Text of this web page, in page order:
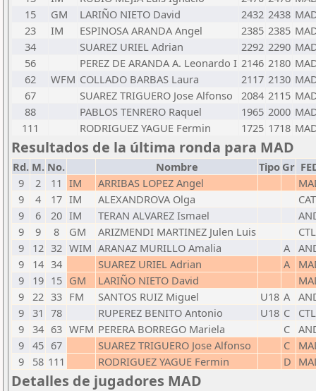
15
GM LARIÑO NIETO David 2432 2438
23
IM ESPINOSA ARANDA Angel 2385 2385
34
SUAREZ URIEL Adrian 2292 2290
56
PEREZ DE ARANDA A. Leonardo I 2146 2180
62
WFM COLLADO BARBAS Laura 2117 2130
67
SUAREZ TRIGUERO Jose Alfonso 2084 2115
88
PABLOS TENRERO Raquel 1965 2000
111
RODRIGUEZ YAGUE Fermin 1725 1718
Resultados de la última ronda para MAD
Rd. M. No. Nombre Tipo Gr
9
2 11 IM ARRIBAS LOPEZ Angel
9
4 17 IM ALEXANDROVA Olga
CAT
9
6 20 IM TERAN ALVAREZ Ismael
9
9 8 GM ARIZMENDI MARTINEZ Julen Luis
CTL
9
12 32 WIM ARANAZ MURILLO Amalia A
9
14 34 SUAREZ URIEL Adrian A
9
19 15 GM LARIÑO NIETO David
9 22 33 FM SANTOS RUIZ Miguel U18 A
9 31 78 RUPEREZ BENITO Antonio U18 C
CTL
9 34 63 WFM PERERA BORREGO Mariela C
9 45 67 SUAREZ TRIGUERO Jose Alfonso C
9
58 111 RODRIGUEZ YAGUE Fermin D
Detalles de jugadores MAD